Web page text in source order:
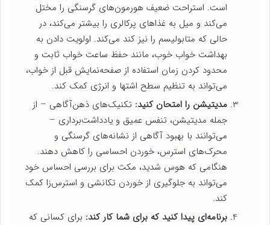
است. استراحت ضعیف هورمون‌های گرسنگی را مختل
می‌کند و میل به غذاهای پرکالری را بیشتر می‌کند، در
حالی که متابولیسم را نیز کند می‌کند. اولویت دادن به
بهداشت خواب خوب، مانند حفظ ساعت خواب ثابت و
محدود کردن زمان استفاده از صفحه‌نمایش قبل از خواب،
می‌تواند به تنظیم سطح اشتها و انرژی کمک کند.
مدیتیشن را امتحان کنید: تکنیک‌های ذهن‌آگاهی – از
جمله مدیتیشن، تنفس عمیق و یادداشت‌برداری –
می‌توانند با بهبود آگاهی از نشانه‌های گرسنگی و
محرک‌های استرس، خوردن احساسی را کاهش دهند.
هنگامی که هوس شدید، مکث برای بررسی احساس خود
می‌تواند به جلوگیری از خوردن تکانشی و استرس‌زا کمک
کند.
برنامه‌ای پیدا کنید که برای شما کار کند: برای کسانی که